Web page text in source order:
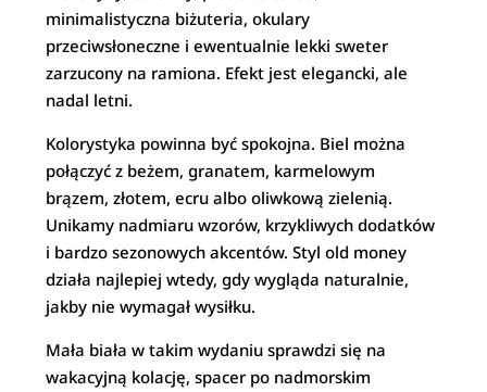
minimalistyczna biżuteria, okulary
przeciwsłoneczne i ewentualnie lekki sweter
zarzucony na ramiona. Efekt jest elegancki, ale
nadal letni.
Kolorystyka powinna być spokojna. Biel można
połączyć z beżem, granatem, karmelowym
brązem, złotem, ecru albo oliwkową zielenią.
Unikamy nadmiaru wzorów, krzykliwych dodatków
i bardzo sezonowych akcentów. Styl old money
działa najlepiej wtedy, gdy wygląda naturalnie,
jakby nie wymagał wysiłku.
Mała biała w takim wydaniu sprawdzi się na
wakacyjną kolację, spacer po nadmorskim